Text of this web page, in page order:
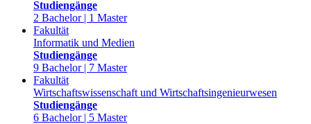
Studiengänge
2 Bachelor | 1 Master
Fakultät
Informatik und Medien
Studiengänge
9 Bachelor | 7 Master
Fakultät
Wirtschaftswissenschaft und Wirtschaftsingenieurwesen
Studiengänge
6 Bachelor | 5 Master